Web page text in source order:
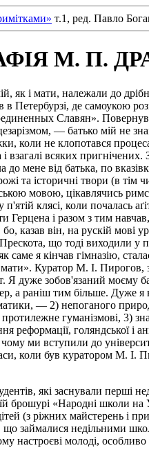
т.1, ред. Павло
М. П.
як і мати, належали до
Петербурзі, де самоукою
Славян».
— батько мій не
коли не клопотався
всяких пригнічених.
мене від батька, по
та історичні твори (в тім
мовою, цікавлячись
клясі, коли
і разом з тим
казав він, на рускій
що тоді виходили у
я кінчав гімназію,
Куратор М. І. Пирогов,
Я дуже зобов'язаний моєму
а раніш тим більше. Дуже
— 2) непоганого
гуманізмові, 3)
голяндської і
ми вступили до
коли був куратором М.
які заснували перші
брошурі «Народні школи
(з ріжних майстерень і
займалися недільними
настроєві молоді,